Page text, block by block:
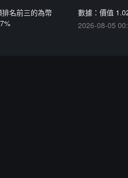
名前三的為幣
數據：價值
2026-08-05